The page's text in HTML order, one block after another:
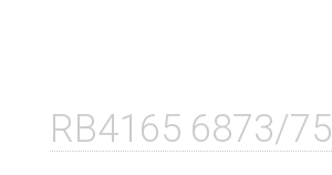
RB4165 6873/75